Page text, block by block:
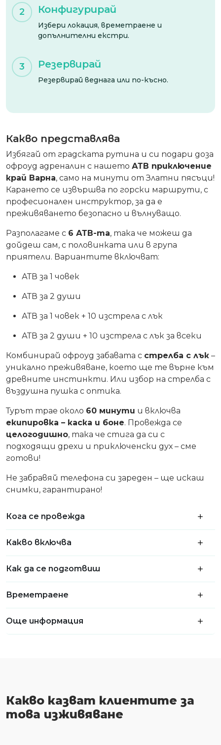
2 Конфигурирай
Избери локация, времетраене и
допълнителни екстри.
3 Резервирай
Резервирай веднага или по-късно.
Какво представлява
Избягай от градската рутина и си подари доза
офроуд адреналин с нашето АТВ приключение
край Варна, само на минути от Златни пясъци!
Карането се извършва по горски маршрути, с
професионален инструктор, за да е
преживяването безопасно и вълнуващо.
Разполагаме с 6 АТВ-та, така че можеш да
дойдеш сам, с половинката или в група
приятели. Вариантите включват:
АТВ за 1 човек
АТВ за 2 души
АТВ за 1 човек + 10 изстрела с лък
АТВ за 2 души + 10 изстрела с лък за всеки
Комбинирай офроуд забавата с стрелба с лък –
уникално преживяване, което ще те върне към
древните инстинкти. Или избор на стрелба с
въздушна пушка с оптика.
Турът трае около 60 минути и включва
екипировка – каска и боне. Провежда се
целогодишно, така че стига да си с
подходящи дрехи и приключенски дух – сме
готови!
Не забравяй телефона си зареден – ще искаш
снимки, гарантирано!
Кога се провежда
Какво включва
Как да се подготвиш
Времетраене
Още информация
Какво казват клиентите за
това изживяване